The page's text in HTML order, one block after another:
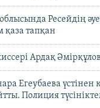
Ресейдің
қаза тапқан
Ардақ
Егеубаева үстінен
Полиция